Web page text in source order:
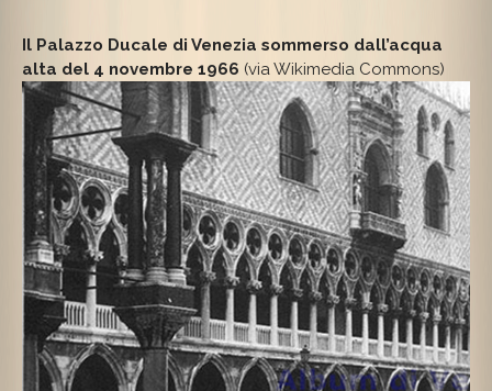
Il Palazzo Ducale di Venezia sommerso dall’acqua
alta del 4 novembre 1966 (via Wikimedia Commons)